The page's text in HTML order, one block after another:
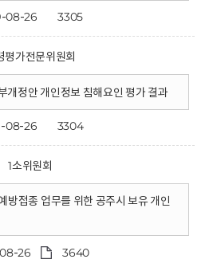
08-26 3305
평가전문위원회
개정안 개인정보 침해요인 평가 결과
08-26 3304
1소위원회
방접종 업무를 위한 공주시 보유 개인
26 3640